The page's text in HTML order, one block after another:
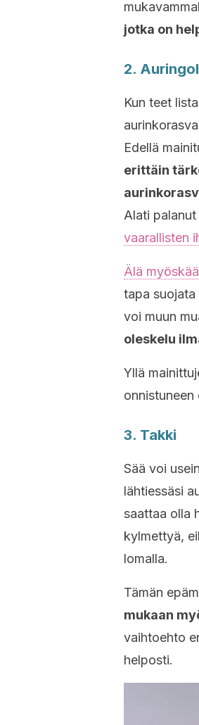
jotka on
2.
Kun teet
Edellä
erittäin
Alati
vaarallisten
Älä
tapa
voi muun
oleskelu
Yllä
onnistuneen
3. Takki
Sää voi
lähtiessäsi
saattaa olla
kylmettyä,
lomalla.
Tämän
mukaan
vaihtoehto
helposti.